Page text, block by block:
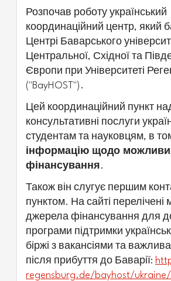
Розпочав роботу український
координаційний центр, який
Центрі Баварського
Центральної, Східної та
Європи при Університеті
("BayHOST").
Цей координаційний пункт
консультативні послуги
студентам та науковцям, в
інформацію щодо
фінансування.
Також він слугує першим
пунктом. На сайті перелічені
джерела фінансування для
програми підтримки
біржі з вакансіями та
після прибуття до Баварії:
regensburg.de/bayhost/